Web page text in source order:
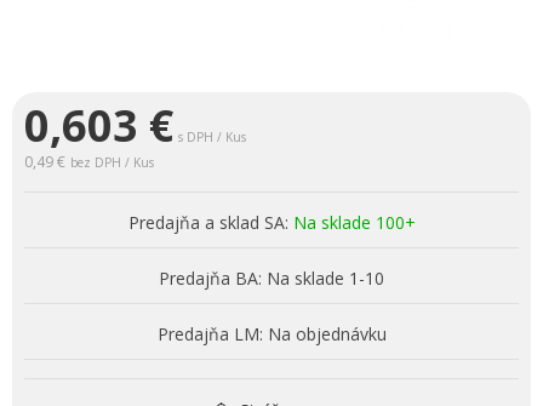
0,603 € s DPH / Kus
0,49 € bez DPH / Kus
Predajňa a sklad SA: Na sklade 100+
Predajňa BA: Na sklade 1-10
Predajňa LM: Na objednávku